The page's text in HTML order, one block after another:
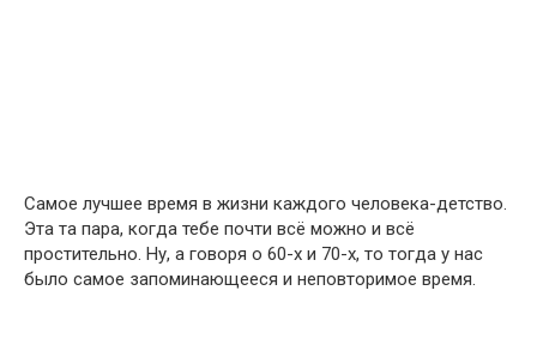
Самое лучшее время в жизни каждого человека-детство.
Эта та пара, когда тебе почти всё можно и всё
простительно. Ну, а говоря о 60-х и 70-х, то тогда у нас
было самое запоминающееся и неповторимое время.